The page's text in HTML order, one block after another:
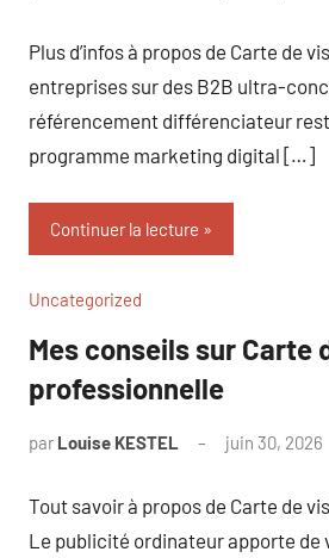
Plus d’infos à propos de Carte de
entreprises sur des B2B ultra-
référencement différenciateur
programme marketing digital […]
Continuer la lecture
Uncategorized
Mes conseils sur Carte
professionnelle
par Louise KESTEL juin 30, 2026
Tout savoir à propos de Carte de
Le publicité ordinateur apporte de